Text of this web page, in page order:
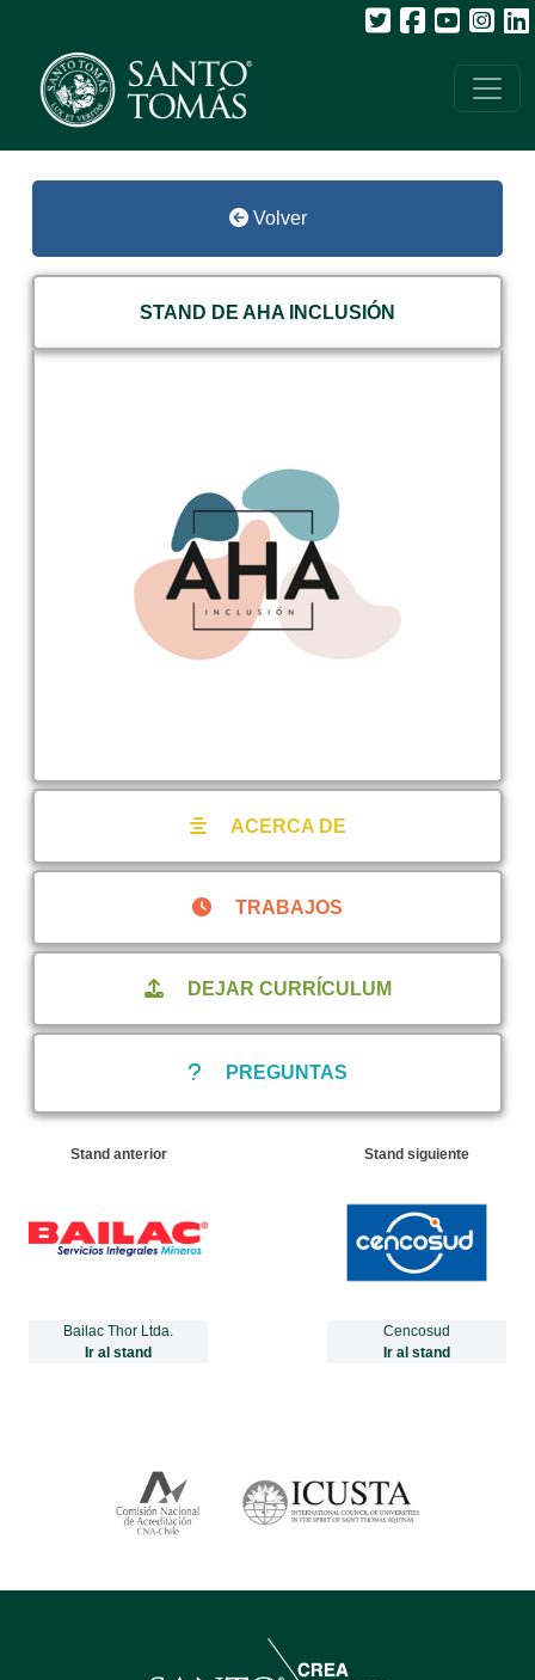
Volver
STAND DE AHA INCLUSIÓN
ACERCA DE
TRABAJOS
DEJAR CURRÍCULUM
PREGUNTAS
Stand anterior
Bailac Thor Ltda.
Ir al stand
Stand siguiente
Cencosud
Ir al stand